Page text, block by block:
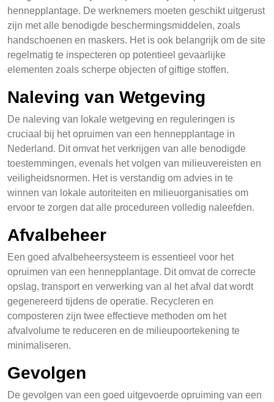
hennepplantage. De werknemers moeten geschikt uitgerust
zijn met alle benodigde beschermingsmiddelen, zoals
handschoenen en maskers. Het is ook belangrijk om de site
regelmatig te inspecteren op potentieel gevaarlijke
elementen zoals scherpe objecten of giftige stoffen.
Naleving van Wetgeving
De naleving van lokale wetgeving en reguleringen is
cruciaal bij het opruimen van een hennepplantage in
Nederland. Dit omvat het verkrijgen van alle benodigde
toestemmingen, evenals het volgen van milieuvereisten en
veiligheidsnormen. Het is verstandig om advies in te
winnen van lokale autoriteiten en milieuorganisaties om
ervoor te zorgen dat alle procedureen volledig naleefden.
Afvalbeheer
Een goed afvalbeheersysteem is essentieel voor het
opruimen van een hennepplantage. Dit omvat de correcte
opslag, transport en verwerking van al het afval dat wordt
gegenereerd tijdens de operatie. Recycleren en
composteren zijn twee effectieve methoden om het
afvalvolume te reduceren en de milieupoortekening te
minimaliseren.
Gevolgen
De gevolgen van een goed uitgevoerde opruiming van een